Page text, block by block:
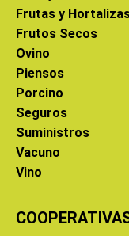
Frutas y
Frutos Secos
Ovino
Piensos
Porcino
Seguros
Suministros
Vacuno
Vino